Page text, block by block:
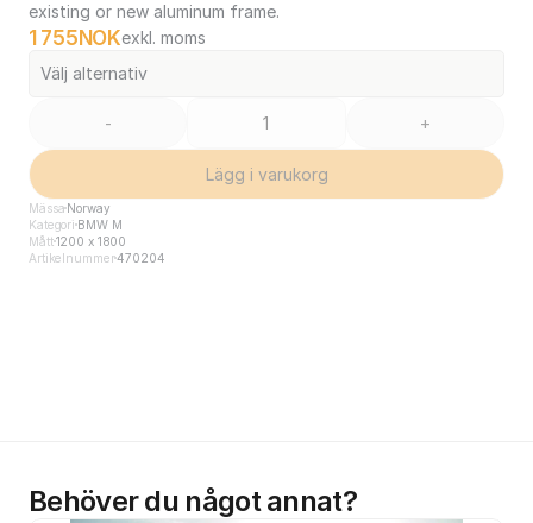
existing or new aluminum frame.
1 755 NOKexkl. moms
Välj alternativ
- +
Lägg i varukorg
Mässa Norway
Kategori BMW M
Mått1200 x 1800
Artikelnummer470204
Behöver du något annat?